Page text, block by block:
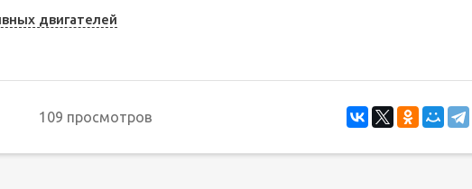
двигателей
109 просмотров